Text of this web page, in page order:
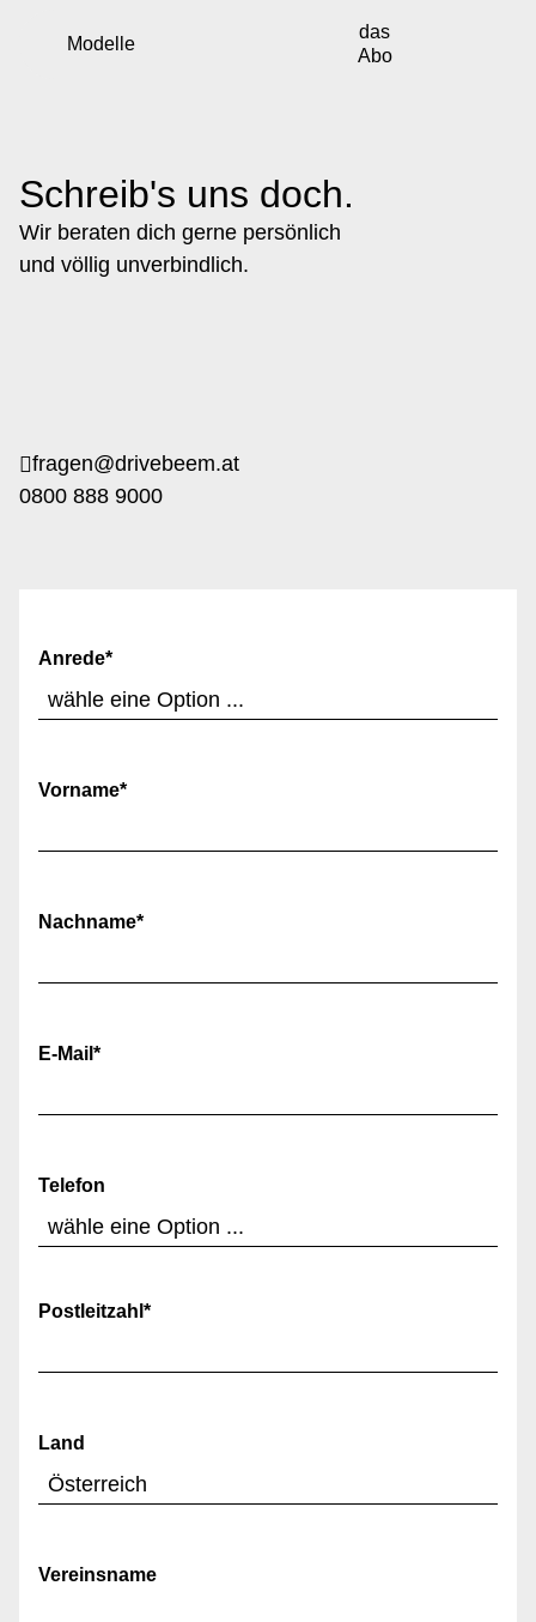
Modelle
das
Abo
Schreib's uns doch.
Wir beraten dich gerne persönlich
und völlig unverbindlich.
fragen@drivebeem.at
0800 888 9000
Anrede*
Vorname*
Nachname*
E-Mail *
Telefon
Postleitzahl *
Land
Vereinsname